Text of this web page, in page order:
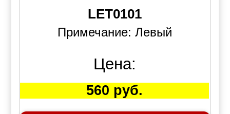
LET0101
Примечание: Левый
Цена:
560 руб.